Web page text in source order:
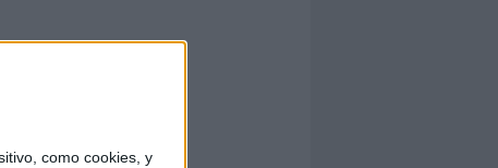
como cookies, y